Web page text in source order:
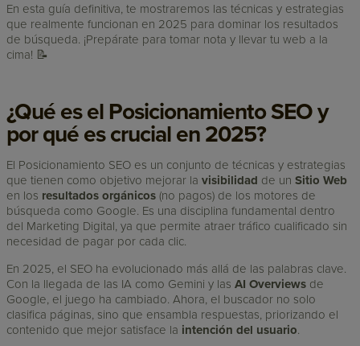
En esta guía definitiva, te mostraremos las técnicas y estrategias
que realmente funcionan en 2025 para dominar los resultados
de búsqueda. ¡Prepárate para tomar nota y llevar tu web a la
cima! 📝
¿Qué es el Posicionamiento SEO y
por qué es crucial en 2025?
El Posicionamiento SEO es un conjunto de técnicas y estrategias
que tienen como objetivo mejorar lavisibilidad de unSitio Web
en los resultados orgánicos (no pagos) de los motores de
búsqueda como Google. Es una disciplina fundamental dentro
del Marketing Digital, ya que permite atraer tráfico cualificado sin
necesidad de pagar por cada clic.
En 2025, el SEO ha evolucionado más allá de las palabras clave.
Con la llegada de las IA como Gemini y lasAI Overviews de
Google, el juego ha cambiado. Ahora, el buscador no solo
clasifica páginas, sino que ensambla respuestas, priorizando el
contenido que mejor satisface la intención del usuario.